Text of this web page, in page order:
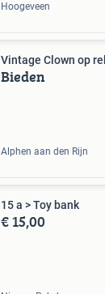
Hoogeveen
Vintage Clown op
Bieden
Alphen aan den Rijn
15 a > Toy bank
€ 15,00